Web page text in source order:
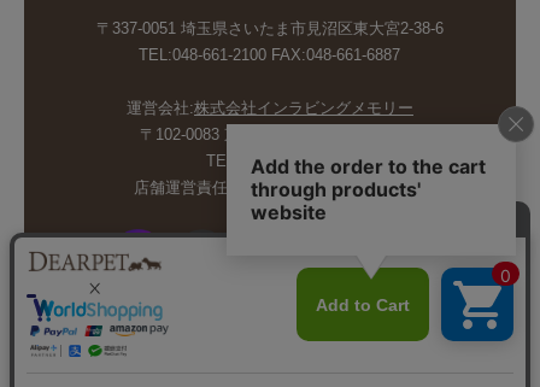
〒337-0051 埼玉県さいたま市見沼区東大宮2-38-6
TEL:048-661-2100 FAX:048-661-6887
運営会社:株式会社インラビングメモリー
〒102-0083 東京都千代田区麹町5-6-4
TEL:03-6265-4986
店舗運営責任者:斉藤久美子 内山剛巳
© INLOVING MEMORY CO.,LTD